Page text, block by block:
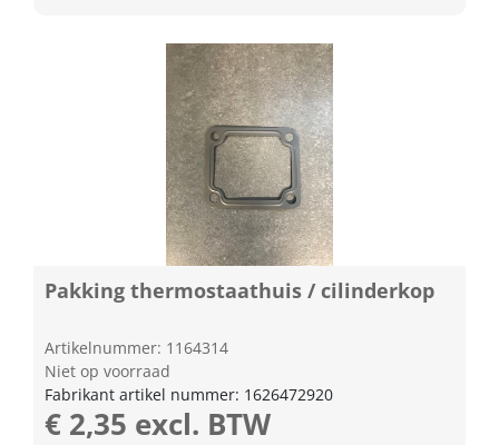
Pakking thermostaathuis / cilinderkop
Artikelnummer: 1164314
Niet op voorraad
Fabrikant artikel nummer: 1626472920
€ 2,35 excl. BTW